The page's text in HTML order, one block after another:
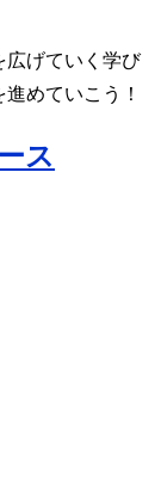
広げていく学び
めていこう！
ス